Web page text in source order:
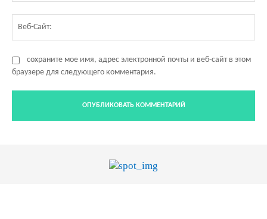
сохраните мое имя, адрес электронной почты и веб-сайт в этом
браузере для следующего комментария.